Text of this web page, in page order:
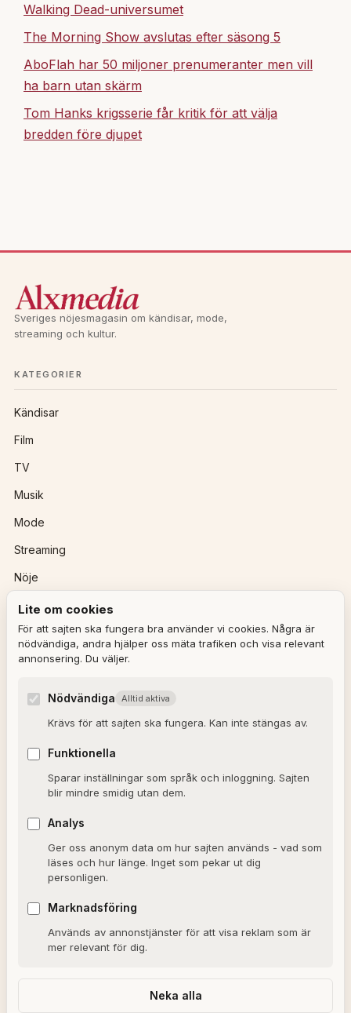
Walking Dead-universumet
The Morning Show avslutas efter säsong 5
AboFlah har 50 miljoner prenumeranter men vill
ha barn utan skärm
Tom Hanks krigsserie får kritik för att välja
bredden före djupet
Sveriges nöjesmagasin om kändisar, mode,
streaming och kultur.
KATEGORIER
Kändisar
Film
TV
Musik
Mode
Streaming
Nöje
Ulla Granqvist
Om Alxmedia
Kontakta oss
Nyhetsbrev
Allmänna villkor
Lite om cookies
För att sajten ska fungera bra använder vi cookies. Några är
nödvändiga, andra hjälper oss mäta trafiken och visa relevant
annonsering. Du väljer.
Nödvändiga Alltid aktiva
Krävs för att sajten ska fungera. Kan inte stängas av.
Funktionella
Sparar inställningar som språk och inloggning. Sajten
blir mindre smidig utan dem.
Analys
Ger oss anonym data om hur sajten används - vad som
läses och hur länge. Inget som pekar ut dig
personligen.
Marknadsföring
Används av annonstjänster för att visa reklam som är
mer relevant för dig.
Neka alla